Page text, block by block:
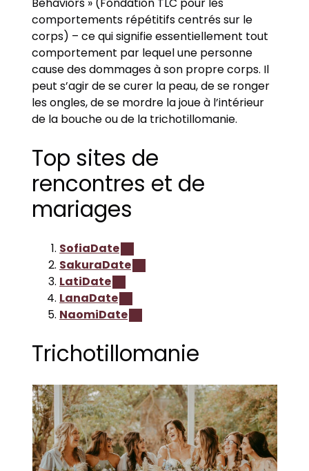
comportements répétitifs centrés sur le
corps) – ce qui signifie essentiellement tout
comportement par lequel une personne
cause des dommages à son propre corps. Il
peut s’agir de se curer la peau, de se ronger
les ongles, de se mordre la joue à l’intérieur
de la bouche ou de la trichotillomanie.
Top sites de
rencontres et de
mariages
SofiaDate
SakuraDate
LatiDate
LanaDate
NaomiDate
Trichotillomanie